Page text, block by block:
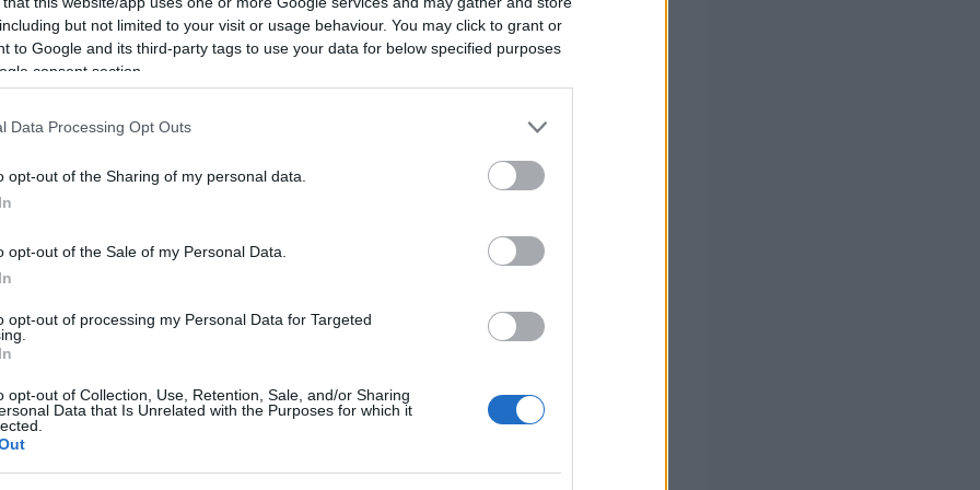
but not limited to your visit or usage behaviour. You may click to grant or
to Google and its third-party tags to use your data for below specified purposes
consent section.
Data Processing Opt Outs
opt-out of the Sharing of my personal data.
opt-out of the Sale of my Personal Data.
opt-out of processing my Personal Data for Targeted
opt-out of Collection, Use, Retention, Sale, and/or Sharing
Data that Is Unrelated with the Purposes for which it
πολυκατοικίας, υπό συνθήκες πλήρους εγκατάλειψης.
παρόμοιων περιστατικών
Αγγλικών σε μόνο 2 ημέρες στα χέρια σας
η πιο Εύκολη Πιστοποίηση Υπολογιστών σε 2